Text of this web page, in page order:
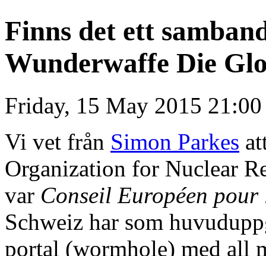
Finns det ett
Wunderwaffe Die
Friday, 15 May 2015 21:00
Vi vet från Simon Parkes
Organization for Nuclear
var Conseil Européen
Schweiz har som
portal (wormhole) med all